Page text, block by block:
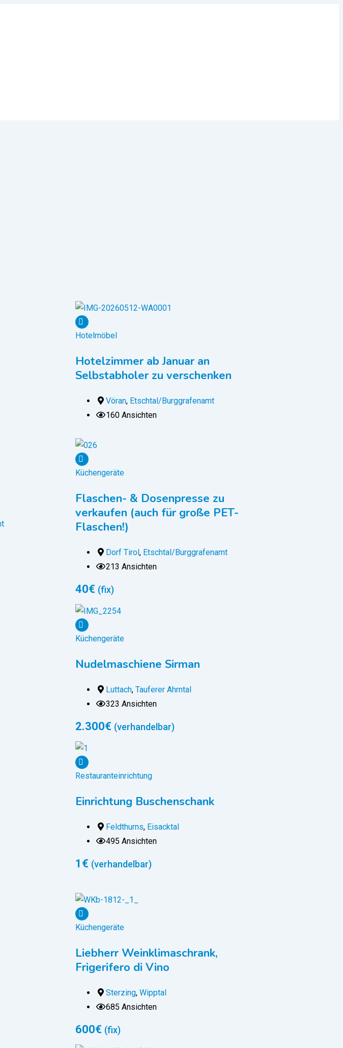
Hotelmöbel
Hotelzimmer ab Januar an
Selbstabholer zu verschenken
Vöran, Etschtal/Burggrafenamt
160 Ansichten
Küchengeräte
Flaschen- & Dosenpresse zu
verkaufen (auch für große PET-
Flaschen!)
Dorf Tirol , Etschtal/Burggrafenamt
213 Ansichten
40€ (fix)
Küchengeräte
Nudelmaschiene Sirman
Luttach, Tauferer Ahrntal
323 Ansichten
2.300€ (verhandelbar)
Restauranteinrichtung
Einrichtung Buschenschank
Feldthurns, Eisacktal
495 Ansichten
1 € (verhandelbar)
Küchengeräte
Liebherr Weinklimaschrank,
Frigerifero di Vino
Sterzing, Wipptal
685 Ansichten
600€ (fix)